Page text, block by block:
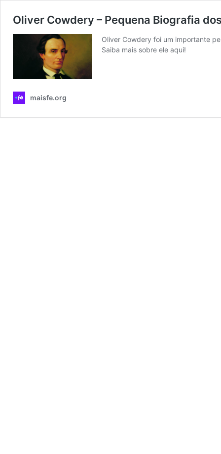
Oliver Cowdery – Pequena Biografia
Oliver Cowdery foi um importante
Saiba mais sobre ele aqui!
maisfe.org